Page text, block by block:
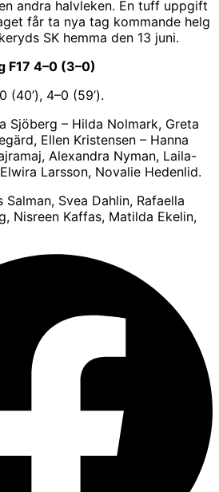
andra halvleken. En tuff uppgift
får ta nya tag kommande helg
SK hemma den 13 juni.
F17 4–0 (3–0)
(40’), 4–0 (59’).
Sjöberg – Hilda Nolmark, Greta
Ellen Kristensen – Hanna
Alexandra Nyman, Laila-
Larsson, Novalie Hedenlid.
Svea Dahlin, Rafaella
Nisreen Kaffas, Matilda Ekelin,